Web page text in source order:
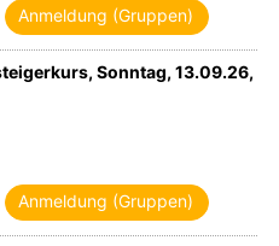
Anmeldung (Gruppen)
Sonntag, 13.09.26,
Anmeldung (Gruppen)